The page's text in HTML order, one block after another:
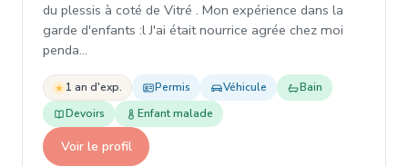
du plessis à coté de Vitré . Mon expérience dans la
garde d'enfants :l J'ai était nourrice agrée chez moi
penda…
1 an d'exp. Permis Véhicule
Bain
Devoirs
Enfant malade
Voir le profil